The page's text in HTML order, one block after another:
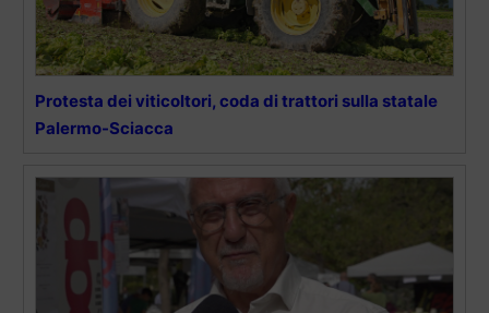
Protesta dei viticoltori, coda di trattori sulla statale
Palermo-Sciacca